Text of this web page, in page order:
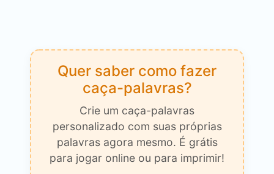
Quer saber como fazer
caça-palavras?
Crie um caça-palavras
personalizado com suas próprias
palavras agora mesmo. É grátis
para jogar online ou para imprimir!